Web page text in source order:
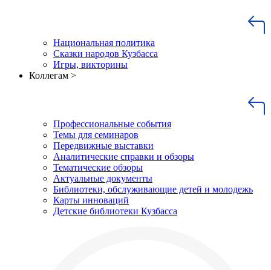
Национальная политика
Сказки народов Кузбасса
Игры, викторины
Коллегам >
Профессиональные события
Темы для семинаров
Передвижные выставки
Аналитические справки и обзоры
Тематические обзоры
Актуальные документы
Библиотеки, обслуживающие детей и молодежь
Карты инноваций
Детские библиотеки Кузбасса